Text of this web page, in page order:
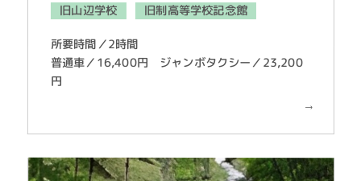
旧山辺学校
旧制高等学校記念館
所要時間／2時間
普通車／16,400円 ジャンボタクシー／23,200
円